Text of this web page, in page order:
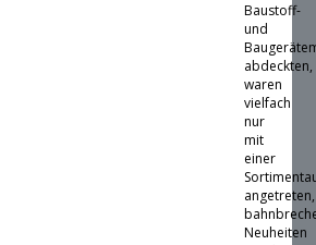
Baustoff-
und
abdeckten,
waren
vielfach
nur
mit
einer
angetreten,
Neuheiten